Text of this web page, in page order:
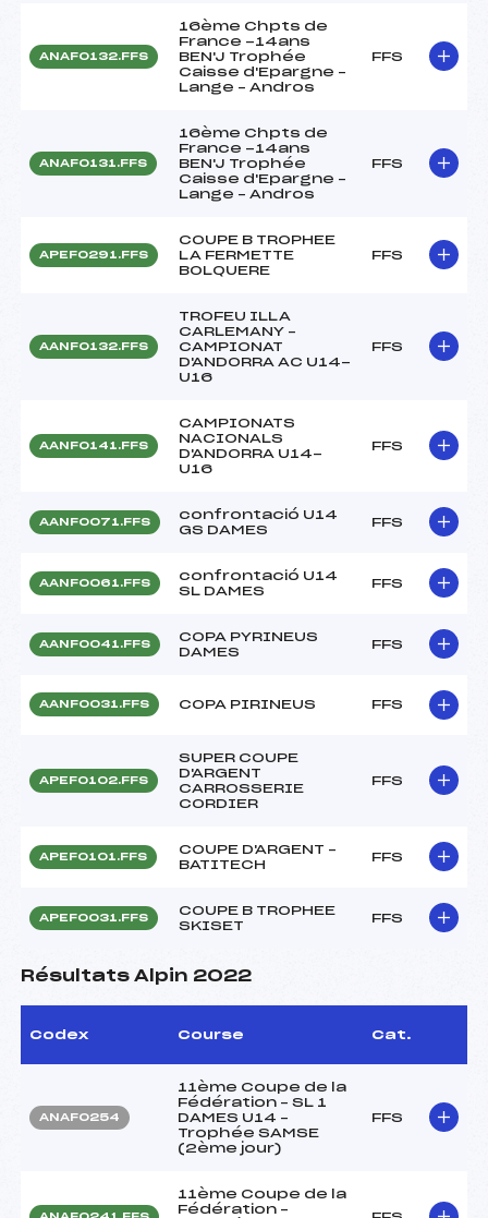
ANAF0132.FFS
16ème Chpts de
France -14ans
BEN'J Trophée
Caisse d'Epargne –
Lange – Andros
FFS
ANAF0131.FFS
16ème Chpts de
France -14ans
BEN'J Trophée
Caisse d'Epargne –
Lange – Andros
FFS
APEF0291.FFS
COUPE B TROPHEE
LA FERMETTE
BOLQUERE
FFS
AANF0132.FFS
TROFEU ILLA
CARLEMANY –
CAMPIONAT
D'ANDORRA AC U14-
U16
FFS
AANF0141.FFS
CAMPIONATS
NACIONALS
D'ANDORRA U14-
U16
FFS
AANF0071.FFS
confrontació U14
GS DAMES
FFS
AANF0061.FFS
confrontació U14
SL DAMES
FFS
AANF0041.FFS
COPA PYRINEUS
DAMES
FFS
AANF0031.FFS COPA PIRINEUS FFS
APEF0102.FFS
SUPER COUPE
D'ARGENT
CARROSSERIE
CORDIER
FFS
APEF0101.FFS
COUPE D'ARGENT –
BATITECH
FFS
APEF0031.FFS
COUPE B TROPHEE
SKISET
FFS
Résultats Alpin 2022
Codex Course Cat.
ANAF0254
11ème Coupe de la
Fédération – SL 1
DAMES U14 –
Trophée SAMSE
(2ème jour)
FFS
11ème Coupe de la
Fédération –